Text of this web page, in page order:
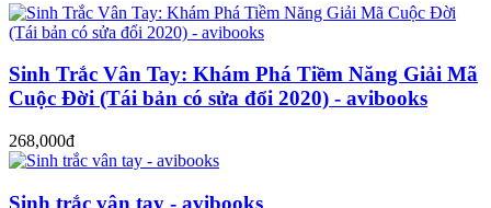
Sinh Trắc Vân Tay: Khám Phá Tiềm Năng Giải Mã
Cuộc Đời (Tái bản có sửa đổi 2020) - avibooks
268,000đ
Sinh trắc vân tay - avibooks